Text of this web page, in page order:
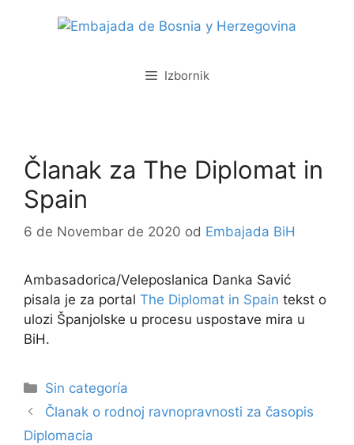
Izbornik
Članak za The Diplomat in
Spain
6 de Novembar de 2020 od Embajada BiH
Ambasadorica/Veleposlanica Danka Savić
pisala je za portal The Diplomat in Spain tekst o
ulozi Španjolske u procesu uspostave mira u
BiH.
Sin categoría
Članak o rodnoj ravnopravnosti za časopis
Diplomacia